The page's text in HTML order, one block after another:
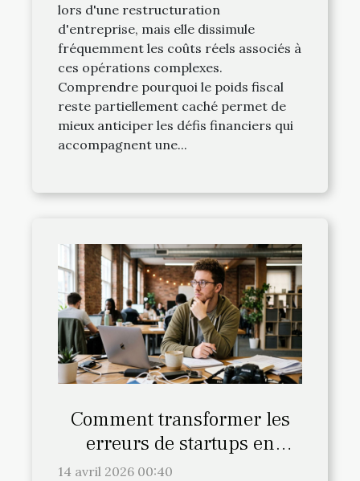
lors d'une restructuration
d'entreprise, mais elle dissimule
fréquemment les coûts réels associés à
ces opérations complexes.
Comprendre pourquoi le poids fiscal
reste partiellement caché permet de
mieux anticiper les défis financiers qui
accompagnent une...
Comment transformer les
erreurs de startups en
opportunités de croissance ?
14 avril 2026 00:40